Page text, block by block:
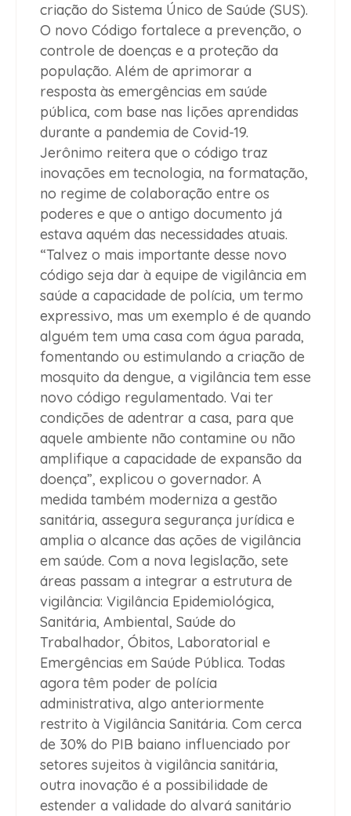
criação do Sistema Único de Saúde (SUS).
O novo Código fortalece a prevenção, o
controle de doenças e a proteção da
população. Além de aprimorar a
resposta às emergências em saúde
pública, com base nas lições aprendidas
durante a pandemia de Covid-19.
Jerônimo reitera que o código traz
inovações em tecnologia, na formatação,
no regime de colaboração entre os
poderes e que o antigo documento já
estava aquém das necessidades atuais.
“Talvez o mais importante desse novo
código seja dar à equipe de vigilância em
saúde a capacidade de polícia, um termo
expressivo, mas um exemplo é de quando
alguém tem uma casa com água parada,
fomentando ou estimulando a criação de
mosquito da dengue, a vigilância tem esse
novo código regulamentado. Vai ter
condições de adentrar a casa, para que
aquele ambiente não contamine ou não
amplifique a capacidade de expansão da
doença”, explicou o governador. A
medida também moderniza a gestão
sanitária, assegura segurança jurídica e
amplia o alcance das ações de vigilância
em saúde. Com a nova legislação, sete
áreas passam a integrar a estrutura de
vigilância: Vigilância Epidemiológica,
Sanitária, Ambiental, Saúde do
Trabalhador, Óbitos, Laboratorial e
Emergências em Saúde Pública. Todas
agora têm poder de polícia
administrativa, algo anteriormente
restrito à Vigilância Sanitária. Com cerca
de 30% do PIB baiano influenciado por
setores sujeitos à vigilância sanitária,
outra inovação é a possibilidade de
estender a validade do alvará sanitário